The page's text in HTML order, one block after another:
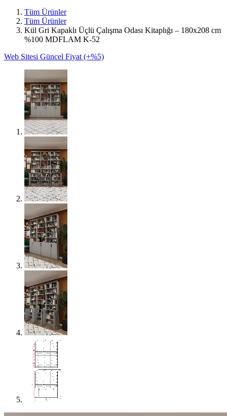
Tüm Ürünler
Tüm Ürünler
Kül Gri Kapaklı Üçlü Çalışma Odası Kitaplığı – 180x208 cm
%100 MDFLAM K-52
Web Sitesi Güncel Fiyat (+%5)